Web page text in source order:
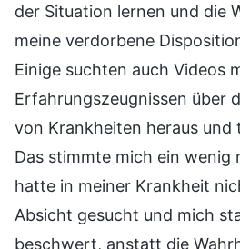
der Situation lernen und die
meine verdorbene
Einige suchten auch Videos
Erfahrungszeugnissen über
von Krankheiten heraus und
Das stimmte mich ein wenig
hatte in meiner Krankheit
Absicht gesucht und mich
beschwert, anstatt die